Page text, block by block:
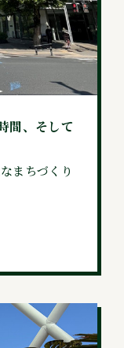
間、そして
まちづくり